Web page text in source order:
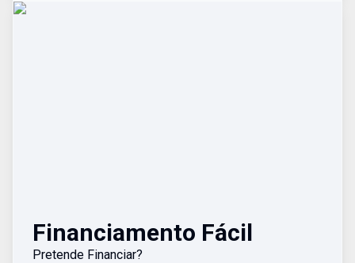
Financiamento Fácil
Pretende Financiar?